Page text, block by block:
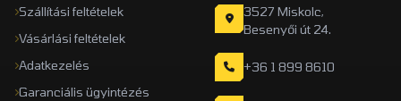
Szállítási feltételek
Vásárlási feltételek
Adatkezelés
Garanciális ügyintézés
3527 Miskolc,
Besenyői út 24.
+36 1 899 8610